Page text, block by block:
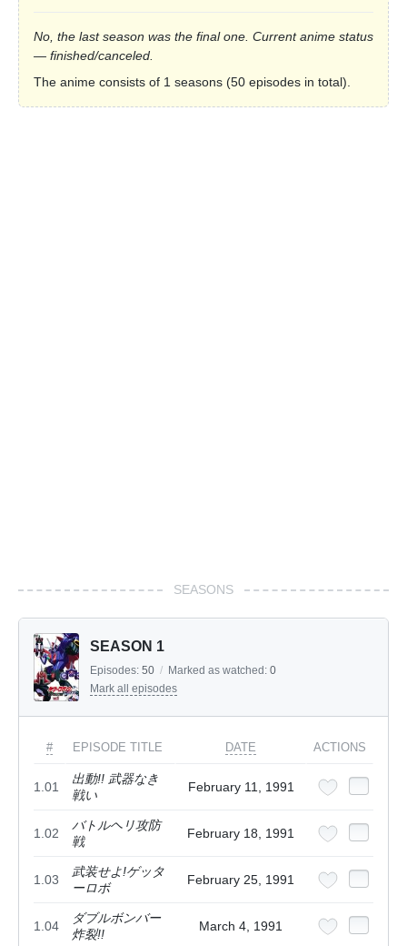
No, the last season was the final one. Current anime status
— finished/canceled.
The anime consists of 1 seasons (50 episodes in total).
SEASONS
SEASON 1
Episodes: 50 / Marked as watched: 0
Mark all episodes
# EPISODE TITLE DATE ACTIONS
1.01
出動!! 武器なき
戦い
February 11, 1991
1.02
バトルヘリ攻防
戦
February 18, 1991
1.03
武装せよ!ゲッタ
ーロボ
February 25, 1991
1.04
ダブルボンバー
炸裂!!
March 4, 1991